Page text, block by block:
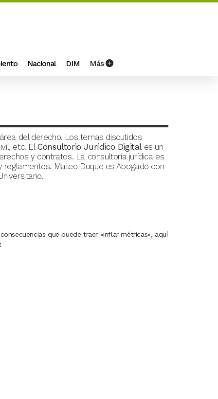
Nacional DIM Más
del derecho. Los temas discutidos
etc. ElConsultorio Jurídico Digital es un
y contratos. La consultoría jurídica es
Mateo Duque es Abogado con